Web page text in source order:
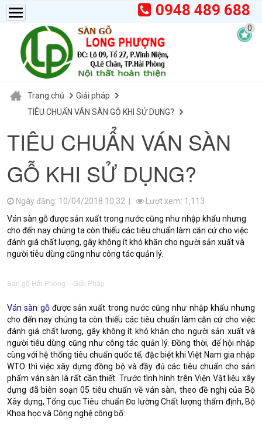
0948 489 688
0
Trang chủ
Giải pháp
TIÊU CHUẨN VÁN SÀN GỖ KHI SỬ DỤNG?
TIÊU CHUẨN VÁN SÀN
GỖ KHI SỬ DỤNG?
Ngày đăng: 10/04/2018 10:32 |
Lượt xem: 1,113
Ván sàn gỗ được sản xuất trong nước cũng như nhập khẩu nhưng
cho đến nay chúng ta còn thiếu các tiêu chuẩn làm căn cứ cho việc
đánh giá chất lượng, gây không ít khó khăn cho người sản xuất và
người tiêu dùng cũng như công tác quản lý.
Sàn gỗ Hải Phòng – Giải Pháp
Ván sàn gỗ được sản xuất trong nước cũng như nhập khẩu nhưng
cho đến nay chúng ta còn thiếu các tiêu chuẩn làm căn cứ cho việc
đánh giá chất lượng, gây không ít khó khăn cho người sản xuất và
người tiêu dùng cũng như công tác quản lý. Đồng thời, để hội nhập
cùng với hệ thống tiêu chuẩn quốc tế, đặc biệt khi Việt Nam gia nhập
WTO thì việc xây dựng đồng bộ và đầy đủ các tiêu chuẩn cho sản
phẩm ván sàn là rất cần thiết. Trước tình hình trên Viện Vật liệu xây
dựng đã biên soạn 05 tiêu chuẩn về ván sàn, theo đề nghị của Bộ
Xây dựng, Tổng cục Tiêu chuẩn Đo lường Chất lượng thẩm định, Bộ
Khoa học và Công nghệ công bố: